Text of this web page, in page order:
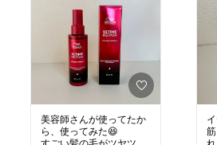
美容師さんが使ってたか
ら、使ってみた😆